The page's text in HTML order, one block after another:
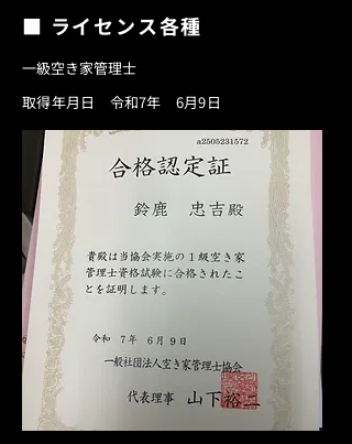
■ ライセンス各種
一級空き家管理士
​取得年月日 令和7年 6月9日